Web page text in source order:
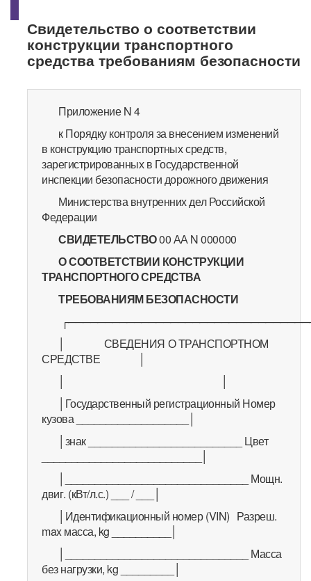
Свидетельство о соответствии
конструкции транспортного
средства требованиям безопасности
Приложение N 4
к Порядку контроля за внесением изменений
в конструкцию транспортных средств,
зарегистрированных в Государственной
инспекции безопасности дорожного движения
Министерства внутренних дел Российской
Федерации
СВИДЕТЕЛЬСТВО00 АА N 000000
О СООТВЕТСТВИИ КОНСТРУКЦИИ
ТРАНСПОРТНОГО СРЕДСТВА
ТРЕБОВАНИЯМ БЕЗОПАСНОСТИ
│ СВЕДЕНИЯ О ТРАНСПОРТНОМ
СРЕДСТВЕ │
│Государственный регистрационный Номер
кузова ___________________│
│знак __________________________ Цвет
│_______________________________ Мощн.
двиг. (кВт/л.с.) ___ / ___│
│Идентификационный номер (VIN) Разреш.
max масса, kg __________│
│_______________________________ Масса
без нагрузки, kg _________│